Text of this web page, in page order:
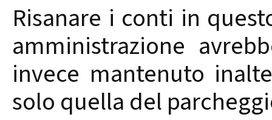
Risanare i conti in
amministrazione
invece mantenuto
solo quella del